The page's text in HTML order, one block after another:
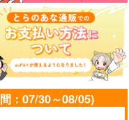
：07/30～08/05)